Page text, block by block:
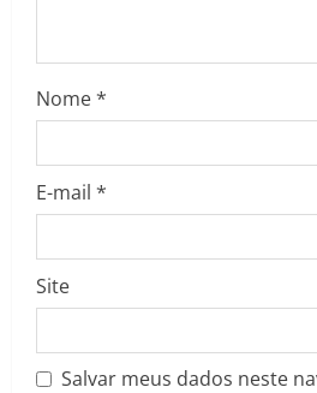
n
g
Nome*
E-mail *
Site
Salvar meus dados neste